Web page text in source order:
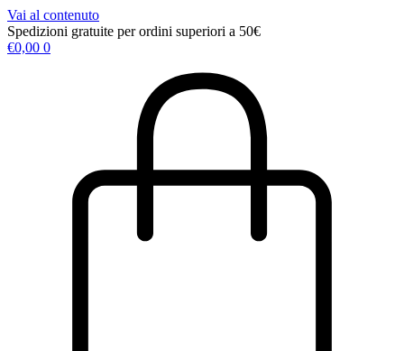
Vai al contenuto
Spedizioni gratuite per ordini superiori a 50€
€0,00 0